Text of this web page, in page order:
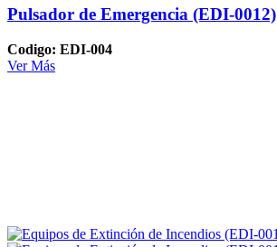
Pulsador de Emergencia (EDI-0012)
Codigo: EDI-004
Ver Más